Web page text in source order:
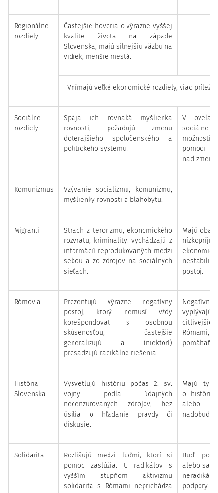
Regionálne
rozdiely
Častejšie hovoria o výrazne vyššej
kvalite života na západe
Slovenska, majú silnejšiu väzbu na
vidiek, menšie mestá.
Vnímajú veľké ekonomické rozdiely, viac
Sociálne
rozdiely
Spája ich rovnaká myšlienka
rovnosti, požadujú zmenu
doterajšieho spoločenského a
politického systému.
V oveľa
sociálne
pomoci
nad
Komunizmus
Vzývanie socializmu, komunizmu,
myšlienky rovnosti a blahobytu.
Migranti
Strach z terorizmu, ekonomického
rozvratu, kriminality, vychádzajú z
informácií reprodukovaných medzi
sebou a zo zdrojov na sociálnych
sieťach.
Majú
postoj.
Rómovia
Prezentujú výrazne negatívny
postoj, ktorý nemusí vždy
korešpondovať s osobnou
skúsenosťou, častejšie
generalizujú a (niektorí)
presadzujú radikálne riešenia.
Negatívny
citlivejšie
Rómami,
pomáhať
História
Slovenska
Vysvetľujú históriu počas 2. sv.
vojny podľa údajných
necenzurovaných zdrojov, bez
úsilia o hľadanie pravdy či
diskusie.
Majú
o
alebo
Solidarita
Rozlišujú medzi ľuďmi, ktorí si
pomoc zaslúžia. U radikálov s
vyšším stupňom aktivizmu
solidarita s Rómami neprichádza
Buď
alebo sa